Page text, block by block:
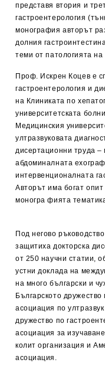
представя втория и
гастроентерология
монография авторът
долния
теми от патологията на
Проф. Искрен Коцев е
гастроентерология и
на Клиниката по
университетската
Медицинския
ултразвуковата
дисертационни труда
абдоминалната
интервенционалната
Авторът има богат
моногра фията
Под негово
защитиха докторска
от 250 научни статии,
устни доклада на
на много български и
Българското
асоциация по
дружество по
асоциация за
колит организация и
асоциация.